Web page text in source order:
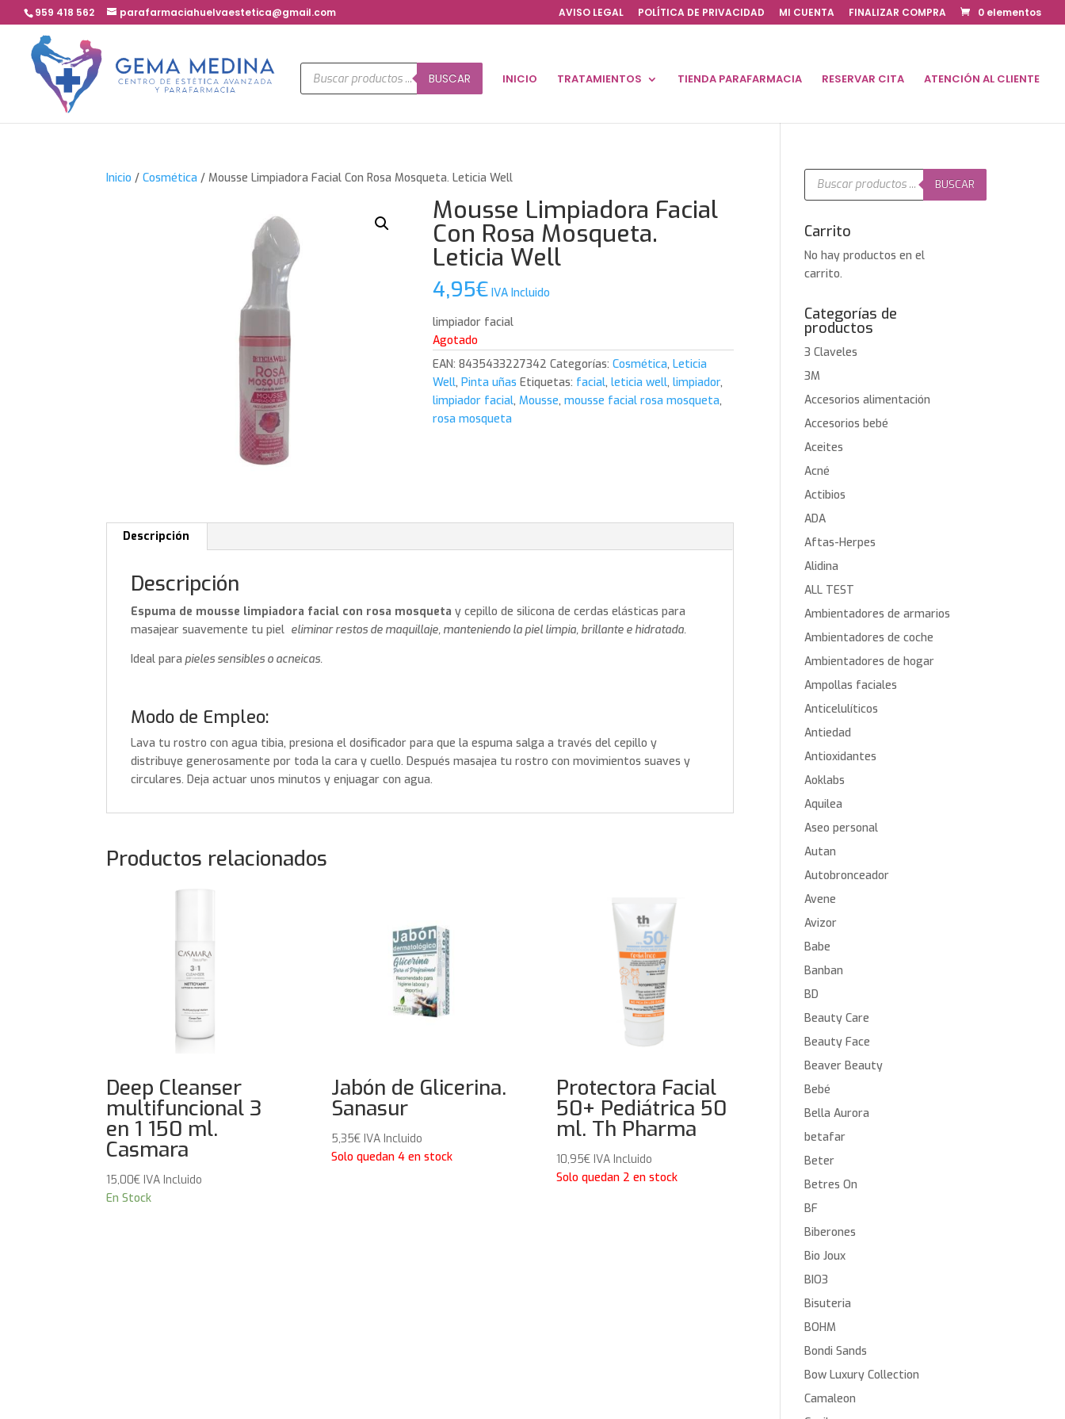
959 418 562 parafarmaciahuelvaestetica@gmail.com AVISO LEGAL POLÍTICA DE PRIVACIDAD MI CUENTA FINALIZAR COMPRA 0 elementos
Búsqueda
de
productos
BUSCAR INICIO TRATAMIENTOS TIENDA PARAFARMACIA RESERVAR CITA ATENCIÓN AL CLIENTE
Inicio /Cosmética / Mousse Limpiadora Facial Con Rosa Mosqueta. Leticia Well
Mousse Limpiadora Facial
Con Rosa Mosqueta.
Leticia Well
4,95€ IVA Incluido
limpiador facial
Agotado
EAN:8435433227342 Categorías:Cosmética,Leticia
Well,Pinta uñas Etiquetas: facial,leticia well,limpiador,
limpiador facial,Mousse,mousse facial rosa mosqueta,
rosa mosqueta
Descripción
Descripción
Espuma de mousse limpiadora facial con rosa mosqueta y cepillo de silicona de cerdas elásticas para
masajear suavemente tu piel eliminar restos de maquillaje, manteniendo la piel limpia, brillante e hidratada.
Ideal para pieles sensibles o acneicas.
Modo de Empleo:
Lava tu rostro con agua tibia, presiona el dosificador para que la espuma salga a través del cepillo y
distribuye generosamente por toda la cara y cuello. Después masajea tu rostro con movimientos suaves y
circulares. Deja actuar unos minutos y enjuagar con agua.
Productos relacionados
Deep Cleanser
multifuncional 3
en 1 150 ml.
Casmara
15,00€ IVA Incluido
En Stock
Jabón de Glicerina.
Sanasur
5,35€ IVA Incluido
Solo quedan 4 en stock
Protectora Facial
50+ Pediátrica 50
ml. Th Pharma
10,95€ IVA Incluido
Solo quedan 2 en stock
Búsqueda
productos
BUSCAR
Carrito
No hay productos en el
carrito.
Categorías de
productos
3 Claveles
3M
Accesorios alimentación
Accesorios bebé
Aceites
Acné
Actibios
ADA
Aftas-Herpes
Alidina
ALL TEST
Ambientadores de armarios
Ambientadores de coche
Ambientadores de hogar
Ampollas faciales
Anticelulíticos
Antiedad
Antioxidantes
Aoklabs
Aquilea
Aseo personal
Autan
Autobronceador
Avene
Avizor
Babe
Banban
BD
Beauty Care
Beauty Face
Beaver Beauty
Bebé
Bella Aurora
betafar
Beter
Betres On
BF
Biberones
Bio Joux
BIO3
Bisuteria
BOHM
Bondi Sands
Bow Luxury Collection
Camaleon